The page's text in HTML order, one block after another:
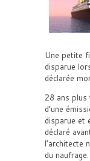
Une petite
disparue
déclarée
28 ans plus
d’une
disparue et
déclaré
l’architecte
du naufrage.